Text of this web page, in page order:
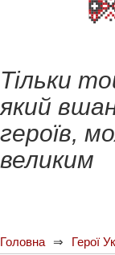
Тільки
який
героїв,
великим
Головна Герої